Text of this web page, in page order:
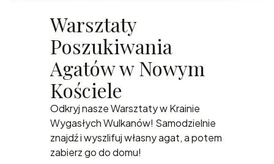
Warsztaty
Poszukiwania
Agatów w Nowym
Kościele
Odkryj nasze Warsztaty w Krainie
Wygasłych Wulkanów! Samodzielnie
znajdź i wyszlifuj własny agat, a potem
zabierz go do domu!